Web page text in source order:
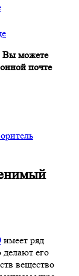
Вы можете
почте
имеет ряд
делают его
вещество